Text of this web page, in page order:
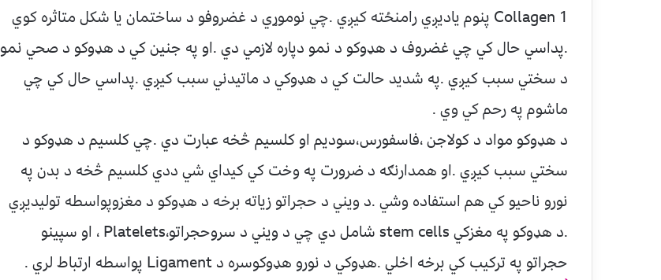
Collagen 1 پنوم ياديږي رامنځته کيږي .چي نوموړي د غضروفو د ساختمان يا شکل متاثره کوي
.پداسي حال کي چي غضروف د هډوکو د نمو دپاره لازمي دي .او په جنين کي د هډوکو د صحي نمو
د سختي سبب کيږي .په شديد حالت کي د هډوکي د ماتيدني سبب کيږي .پداسي حال کي چي
ماشوم په رحم کي وي .
د هډوکو مواد د کولاجن ،فاسفورس،سوديم او کلسيم څخه عبارت دي .چي کلسيم د هډوکو د
سختي سبب کيږي .او همدارنګه د ضرورت په وخت کي کيداي شي ددي کلسيم څخه د بدن په
نورو ناحيو کي هم استفاده وشي .د ويني د حجراتو زياته برخه د هډوکو د مغزوپواسطه توليديږي
.د هډوکو په مغزکي stem cells شامل دي چي د ويني د سروحجراتو،Platelets ، او سپينو
حجراتو په ترکيب کي برخه اخلي .هډوکي د نورو هډوکوسره د Ligament پواسطه ارتباط لري .